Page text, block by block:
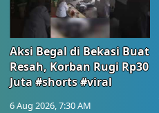
Aksi Begal di Bekasi Buat
Resah, Korban Rugi Rp30
Juta #shorts #viral
6 Aug 2026, 7:30 AM